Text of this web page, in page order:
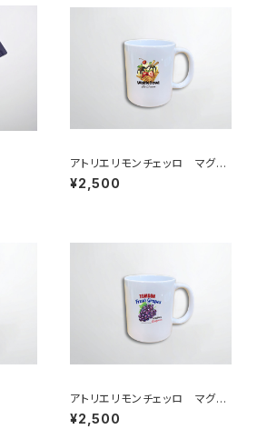
アトリエリモンチェッロ マグカ
ップ
¥2,500
アトリエリモンチェッロ マグカ
ップ
¥2,500